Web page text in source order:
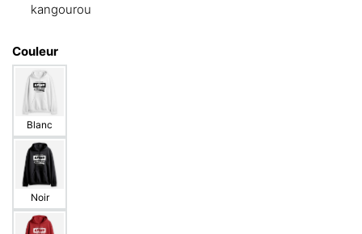
kangourou
Couleur
Blanc
Noir